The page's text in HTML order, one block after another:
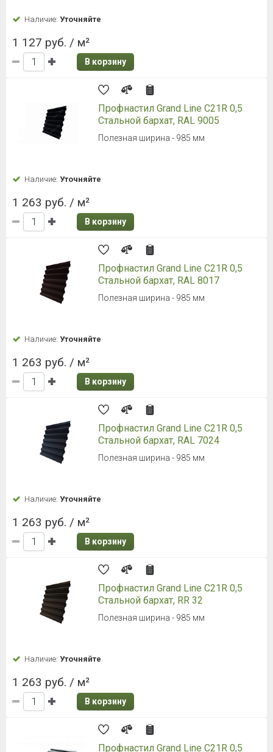
Наличие: Уточняйте
1 127 руб. / м²
В корзину
Профнастил Grand Line С21R 0,5
Стальной бархат, RAL 9005
Полезная ширина - 985 мм
Наличие: Уточняйте
1 263 руб. / м²
В корзину
Профнастил Grand Line С21R 0,5
Стальной бархат, RAL 8017
Полезная ширина - 985 мм
Наличие: Уточняйте
1 263 руб. / м²
В корзину
Профнастил Grand Line С21R 0,5
Стальной бархат, RAL 7024
Полезная ширина - 985 мм
Наличие: Уточняйте
1 263 руб. / м²
В корзину
Профнастил Grand Line С21R 0,5
Стальной бархат, RR 32
Полезная ширина - 985 мм
Наличие: Уточняйте
1 263 руб. / м²
В корзину
Профнастил Grand Line С21R 0,5